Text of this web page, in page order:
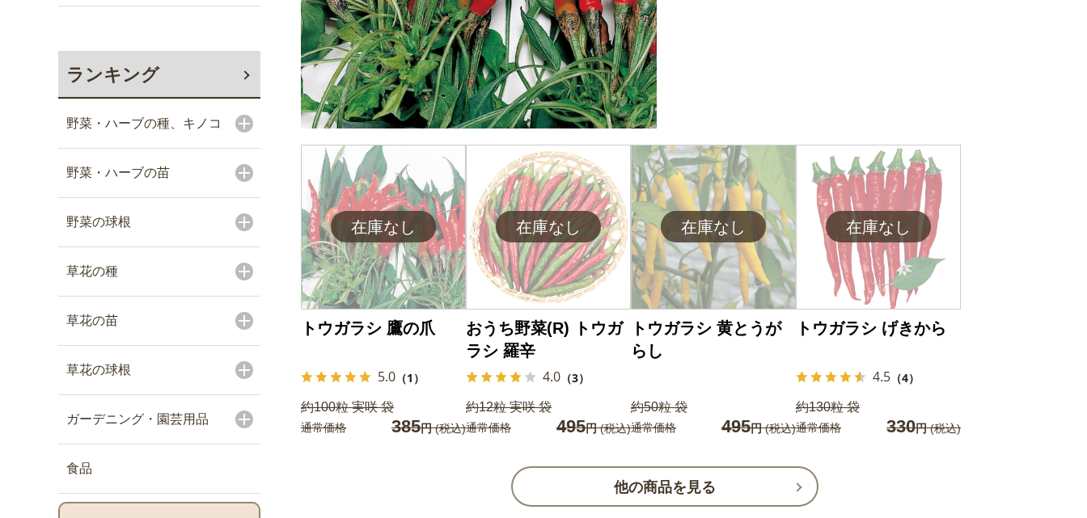
ランキング
野菜・ハーブの種、キノコ
野菜・ハーブの苗
野菜の球根
草花の種
草花の苗
草花の球根
ガーデニング・園芸用品
食品
トウガラシ 鷹の爪
5.0 （1）
約100粒 実咲 袋
通常価格 385円(税込)
おうち野菜(R) トウガ
ラシ 羅辛
4.0 （3）
約12粒 実咲 袋
通常価格 495円(税込)
トウガラシ 黄とうが
らし
約50粒 袋
通常価格 495円(税込)
トウガラシ げきから
4.5 （4）
約130粒 袋
通常価格 330円(税込)
他の商品を見る